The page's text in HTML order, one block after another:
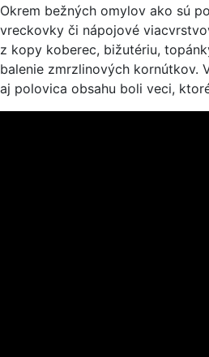
Okrem bežných omylov ako sú
vreckovky či nápojové
z kopy koberec, bižutériu,
balenie zmrzlinových kornútkov.
aj polovica obsahu boli veci,